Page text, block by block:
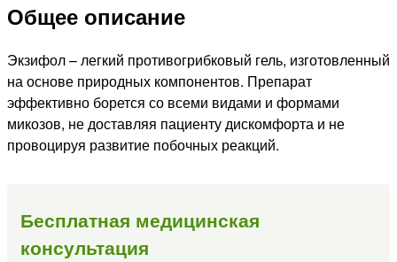
Общее описание
Экзифол – легкий противогрибковый гель, изготовленный
на основе природных компонентов. Препарат
эффективно борется со всеми видами и формами
микозов, не доставляя пациенту дискомфорта и не
провоцируя развитие побочных реакций.
Бесплатная медицинская
консультация